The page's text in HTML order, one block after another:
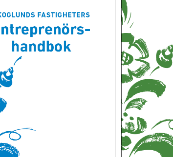
Mina
Bolla dina
med
För
Skicka in